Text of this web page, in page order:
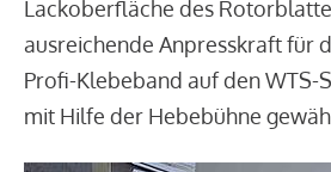
Lackoberfläche des
ausreichende Anpresskraft für
Profi-Klebeband auf den WTS-
mit Hilfe der Hebebühne